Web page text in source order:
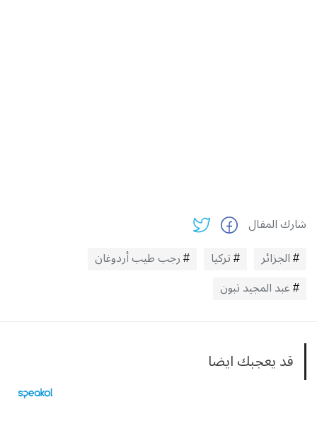
شارك المقال
الجزائر
تركيا
رجب طيب أردوغان
عبد المجيد تبون
قد يعجبك ايضا